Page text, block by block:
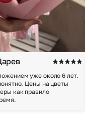
уже около 6 лет.
Цены на цветы
как правило